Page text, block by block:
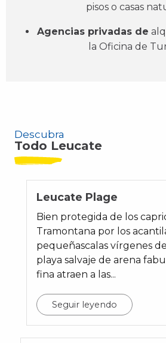
pisos o casas
Agencias privadas de
la Oficina de
Descubra
Todo Leucate
Leucate Plage
Bien protegida de los
Tramontana por los
pequeñascalas vírgenes
playa salvaje de arena
fina atraen a las...
Seguir leyendo